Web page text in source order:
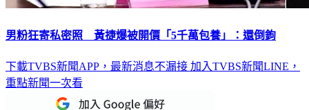
男粉狂寄私密照 黃捷爆被開價「5千萬包養」：還倒鉤
下載TVBS新聞APP，最新消息不漏接 加入TVBS新聞LINE，
重點新聞一次看